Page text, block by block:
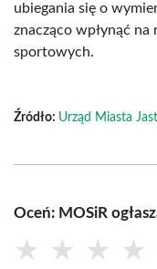
ubiegania się o
znacząco wpłynąć
sportowych.
Źródło: Urząd Miasta
Oceń: MOSiR
★ ★ ★ ★